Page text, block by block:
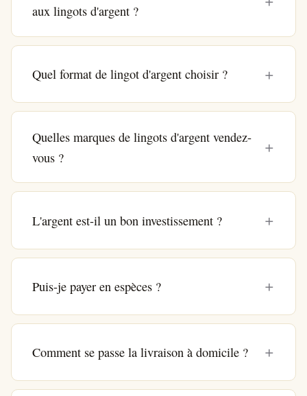
aux lingots d'argent ?
Quel format de lingot d'argent choisir ?
Quelles marques de lingots d'argent vendez-
vous ?
L'argent est-il un bon investissement ?
Puis-je payer en espèces ?
Comment se passe la livraison à domicile ?